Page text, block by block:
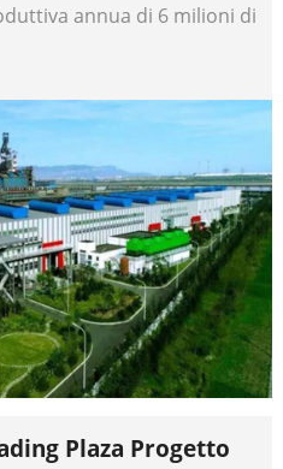
annua di 6 milioni di
Plaza Progetto